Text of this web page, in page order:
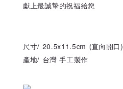
獻上最誠摯的祝福給您
尺寸/ 20.5x11.5cm (直向開口)
產地/ 台灣 手工製作